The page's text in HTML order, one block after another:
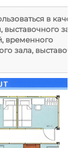
в
временного
зала,